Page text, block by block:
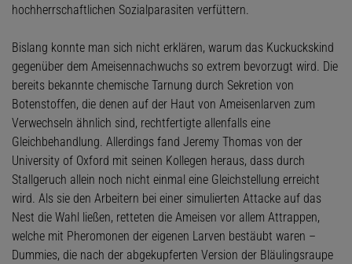
hochherrschaftlichen Sozialparasiten verfüttern.
Bislang konnte man sich nicht erklären, warum das Kuckuckskind
gegenüber dem Ameisennachwuchs so extrem bevorzugt wird. Die
bereits bekannte chemische Tarnung durch Sekretion von
Botenstoffen, die denen auf der Haut von Ameisenlarven zum
Verwechseln ähnlich sind, rechtfertigte allenfalls eine
Gleichbehandlung. Allerdings fand Jeremy Thomas von der
University of Oxford mit seinen Kollegen heraus, dass durch
Stallgeruch allein noch nicht einmal eine Gleichstellung erreicht
wird. Als sie den Arbeitern bei einer simulierten Attacke auf das
Nest die Wahl ließen, retteten die Ameisen vor allem Attrappen,
welche mit Pheromonen der eigenen Larven bestäubt waren –
Dummies, die nach der abgekupferten Version der Bläulingsraupe